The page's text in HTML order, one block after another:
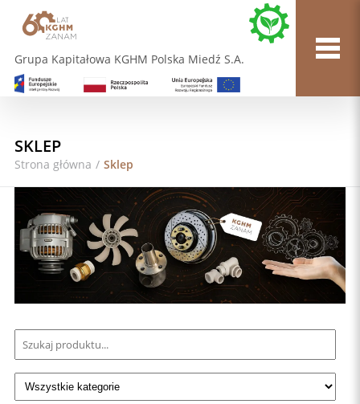
Grupa Kapitałowa KGHM Polska Miedź S.A.
SKLEP
Strona główna / Sklep